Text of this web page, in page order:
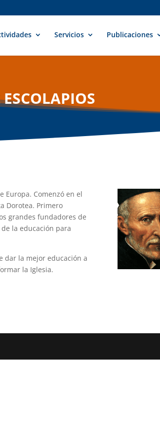
Servicios Publicaciones
Europa. Comenzó en el
Dorotea. Primero
grandes fundadores de
la educación para
dar la mejor educación a
la Iglesia.